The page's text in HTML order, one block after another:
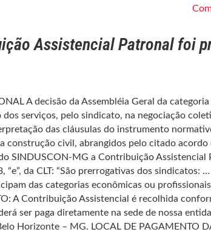
Assistencial Patronal foi
A decisão da Assembléia Geral da
serviços, pelo sindicato, na negociação
das cláusulas do instrumento
construção civil, abrangidos pelo citado acordo
SINDUSCON-MG a Contribuição Assistencial
da CLT: “São prerrogativas dos sindicatos:
das categorias econômicas ou
A Contribuição Assistencial é recolhida
ser paga diretamente na sede de nossa
Horizonte – MG. LOCAL DE PAGAMENTO